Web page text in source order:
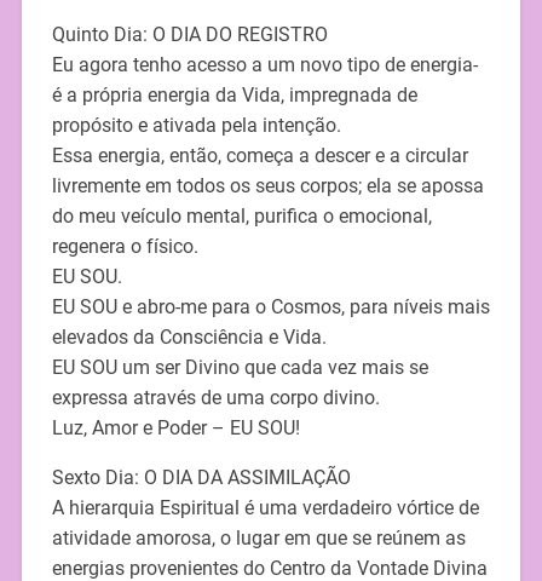
Quinto Dia: O DIA DO REGISTRO
Eu agora tenho acesso a um novo tipo de energia-
é a própria energia da Vida, impregnada de
propósito e ativada pela intenção.
Essa energia, então, começa a descer e a circular
livremente em todos os seus corpos; ela se apossa
do meu veículo mental, purifica o emocional,
regenera o físico.
EU SOU.
EU SOU e abro-me para o Cosmos, para níveis mais
elevados da Consciência e Vida.
EU SOU um ser Divino que cada vez mais se
expressa através de uma corpo divino.
Luz, Amor e Poder – EU SOU!
Sexto Dia: O DIA DA ASSIMILAÇÃO
A hierarquia Espiritual é uma verdadeiro vórtice de
atividade amorosa, o lugar em que se reúnem as
energias provenientes do Centro da Vontade Divina